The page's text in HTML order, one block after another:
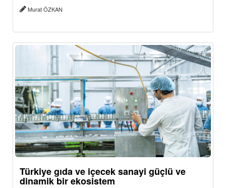
Murat ÖZKAN
Türkiye gıda ve içecek sanayi güçlü ve
dinamik bir ekosistem